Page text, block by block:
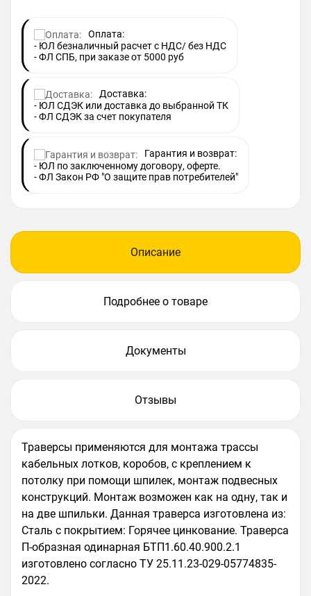
Оплата:
- ЮЛ безналичный расчет с НДС/ без НДС
- ФЛ СПБ, при заказе от 5000 руб
Доставка:
- ЮЛ СДЭК или доставка до выбранной ТК
- ФЛ СДЭК за счет покупателя
Гарантия и возврат:
- ЮЛ по заключенному договору, оферте.
- ФЛ Закон РФ "О защите прав потребителей"
Описание
Подробнее о товаре
Документы
Отзывы
Траверсы применяются для монтажа трассы
кабельных лотков, коробов, с креплением к
потолку при помощи шпилек, монтаж подвесных
конструкций. Монтаж возможен как на одну, так и
на две шпильки. Данная траверса изготовлена из:
Сталь с покрытием: Горячее цинкование. Траверса
П-образная одинарная БТП1.60.40.900.2.1
изготовлено согласно ТУ 25.11.23-029-05774835-
2022.